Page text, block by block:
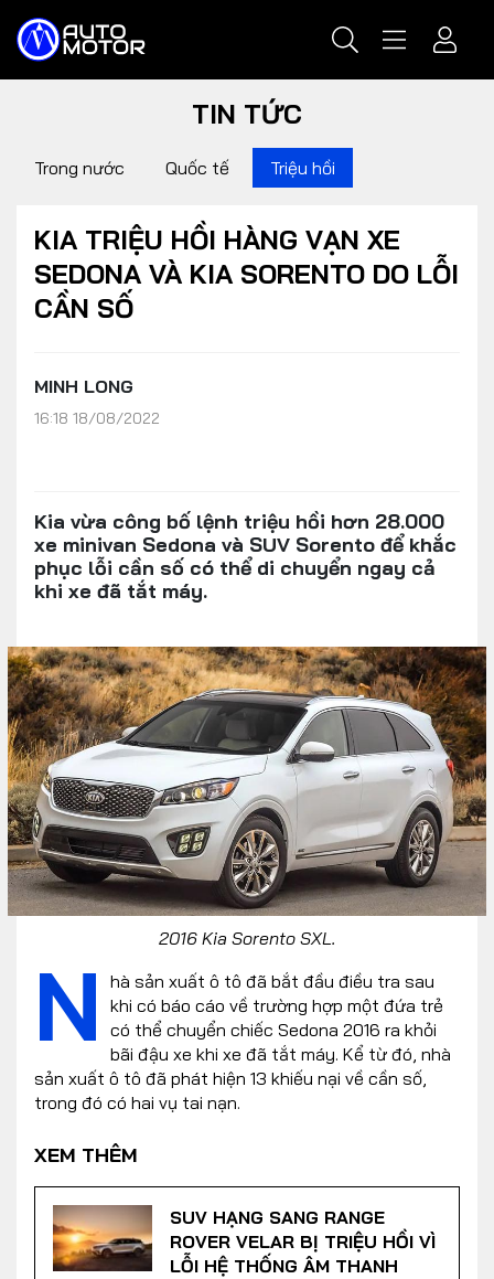
TIN TỨC
Trong nước Quốc tế Triệu hồi
KIA TRIỆU HỒI HÀNG VẠN XE
SEDONA VÀ KIA SORENTO DO LỖI
CẦN SỐ
MINH LONG
16:18 18/08/2022
Kia vừa công bố lệnh triệu hồi hơn 28.000
xe minivan Sedona và SUV Sorento để khắc
phục lỗi cần số có thể di chuyển ngay cả
khi xe đã tắt máy.
2016 Kia Sorento SXL.
N
hà sản xuất ô tô đã bắt đầu điều tra sau
khi có báo cáo về trường hợp một đứa trẻ
có thể chuyển chiếc Sedona 2016 ra khỏi
bãi đậu xe khi xe đã tắt máy. Kể từ đó, nhà
sản xuất ô tô đã phát hiện 13 khiếu nại về cần số,
trong đó có hai vụ tai nạn.
XEM THÊM
SUV HẠNG SANG RANGE
ROVER VELAR BỊ TRIỆU HỒI VÌ
LỖI HỆ THỐNG ÂM THANH